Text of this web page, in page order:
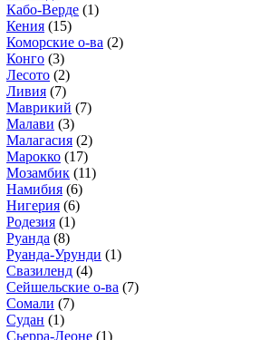
Кабо-Верде (1)
Кения (15)
Коморские о-ва (2)
Конго (3)
Лесото (2)
Ливия (7)
Маврикий (7)
Малави (3)
Малагасия (2)
Марокко (17)
Мозамбик (11)
Намибия (6)
Нигерия (6)
Родезия (1)
Руанда (8)
Руанда-Урунди (1)
Свазиленд (4)
Сейшельские о-ва (7)
Сомали (7)
Судан (1)
Сьерра-Леоне (1)